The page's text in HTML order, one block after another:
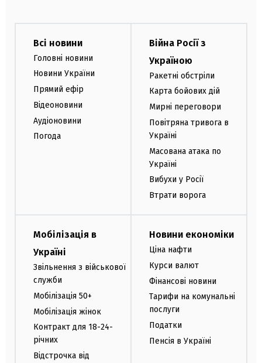
Всі новини
Головні новини
Новини України
Прямий ефір
Відеоновини
Аудіоновини
Погода
Війна Росії з
Україною
Ракетні обстріли
Карта бойових дій
Мирні переговори
Повітряна тривога в
Україні
Масована атака по
Україні
Вибухи у Росії
Втрати ворога
Мобілізація в
Україні
Звільнення з військової
служби
Мобілізація 50+
Мобілізація жінок
Контракт для 18-24-
річних
Відстрочка від
Новини економіки
Ціна нафти
Курси валют
Фінансові новини
Тарифи на комунальні
послуги
Податки
Пенсія в Україні